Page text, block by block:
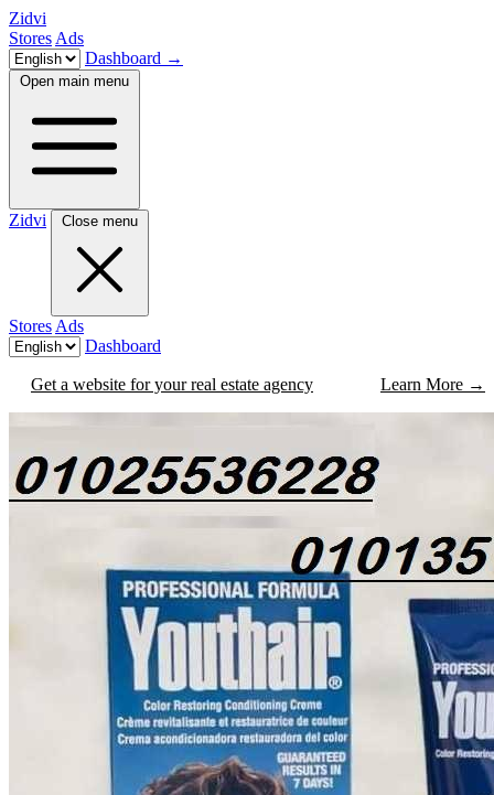
Zidvi
Stores Ads
Dashboard →
Open main menu
Zidvi Close menu
Stores Ads
Dashboard
Get a website for your real estate agency Learn More →